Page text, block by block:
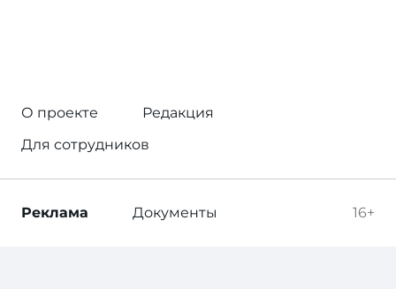
О проекте
Редакция
Для сотрудников
16+
Реклама Документы